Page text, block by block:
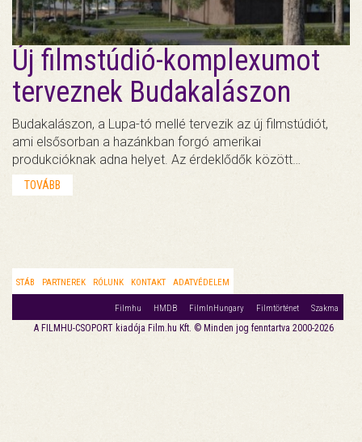
Új filmstúdió-komplexumot
terveznek Budakalászon
Budakalászon, a Lupa-tó mellé tervezik az új filmstúdiót,
ami elsősorban a hazánkban forgó amerikai
produkcióknak adna helyet. Az érdeklődők között…
TOVÁBB
STÁB PARTNEREK RÓLUNK KONTAKT ADATVÉDELEM
Filmhu HMDB FilmInHungary Filmtörténet Szakma
A FILMHU-CSOPORT kiadója Film.hu Kft. © Minden jog fenntartva 2000-2026